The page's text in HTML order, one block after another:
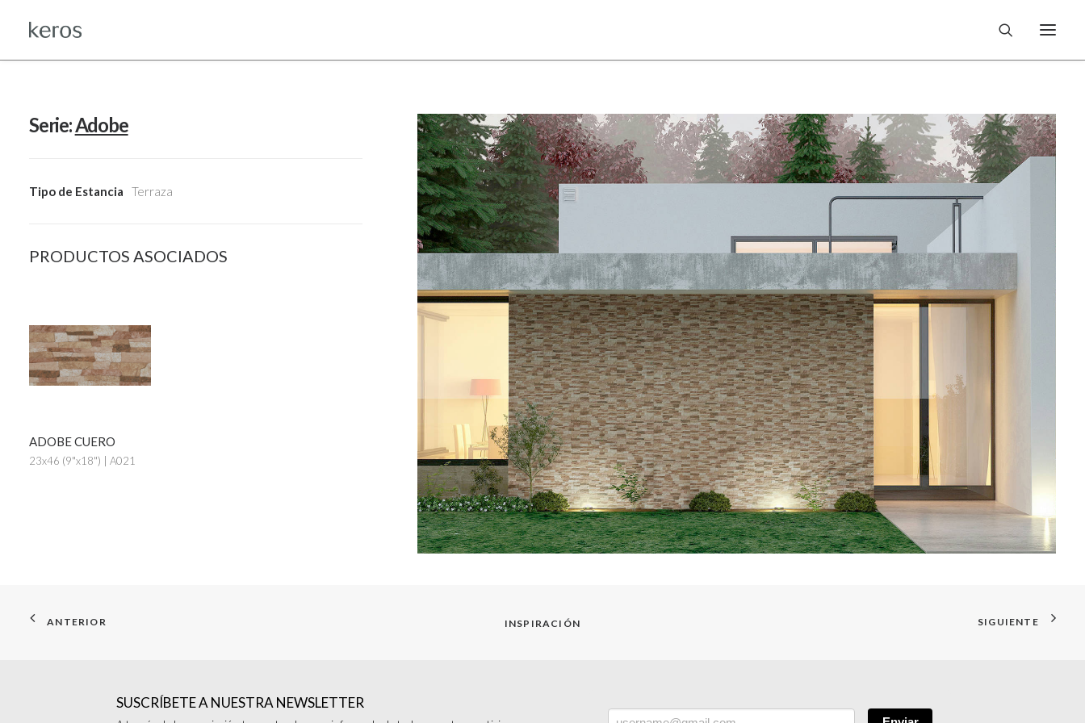
Serie:Adobe
Tipo de Estancia Terraza
PRODUCTOS ASOCIADOS
ADOBE CUERO
23x46 (9"x18") | A021
ANTERIOR INSPIRACIÓN SIGUIENTE
SUSCRÍBETE A NUESTRA NEWSLETTER